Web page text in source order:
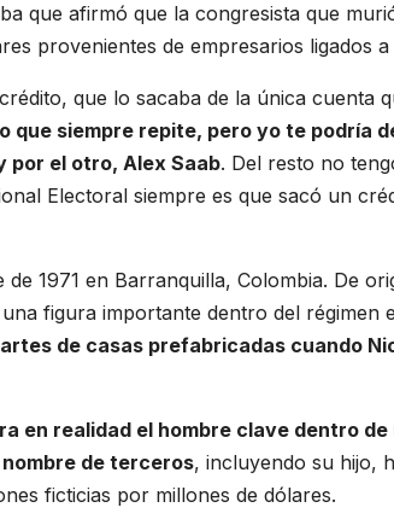
que afirmó que la congresista que
provenientes de empresarios ligados a
que lo sacaba de la única cuenta
que siempre repite, pero yo te podría
por el otro, Alex Saab. Del resto no
Electoral siempre es que sacó un
1971 en Barranquilla, Colombia. De
figura importante dentro del régimen
de casas prefabricadas cuando
en realidad el hombre clave dentro de
de terceros, incluyendo su hijo,
ficticias por millones de dólares.